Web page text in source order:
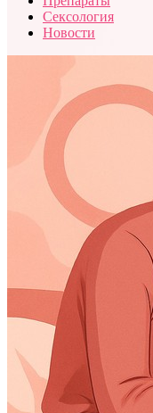
Сексология
Новости